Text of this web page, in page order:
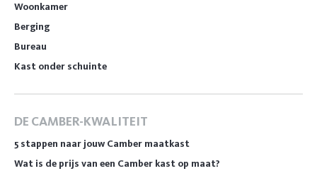
Woonkamer
Berging
Bureau
Kast onder schuinte
DE CAMBER-KWALITEIT
5 stappen naar jouw Camber maatkast
Wat is de prijs van een Camber kast op maat?